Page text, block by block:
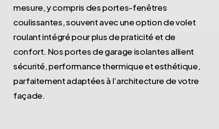
mesure, y compris des portes-fenêtres
coulissantes, souvent avec une option de volet
roulant intégré pour plus de praticité et de
confort. Nos portes de garage isolantes allient
sécurité, performance thermique et esthétique,
parfaitement adaptées à l’architecture de votre
façade.